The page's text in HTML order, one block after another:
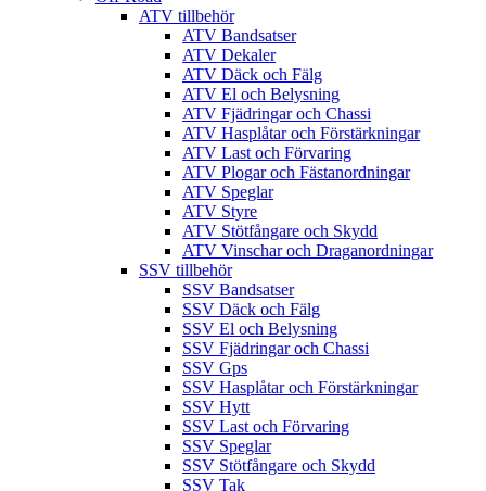
ATV tillbehör
ATV Bandsatser
ATV Dekaler
ATV Däck och Fälg
ATV El och Belysning
ATV Fjädringar och Chassi
ATV Hasplåtar och Förstärkningar
ATV Last och Förvaring
ATV Plogar och Fästanordningar
ATV Speglar
ATV Styre
ATV Stötfångare och Skydd
ATV Vinschar och Draganordningar
SSV tillbehör
SSV Bandsatser
SSV Däck och Fälg
SSV El och Belysning
SSV Fjädringar och Chassi
SSV Gps
SSV Hasplåtar och Förstärkningar
SSV Hytt
SSV Last och Förvaring
SSV Speglar
SSV Stötfångare och Skydd
SSV Tak